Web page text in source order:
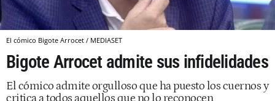
El cómico Bigote Arrocet / MEDIASET
Bigote Arrocet admite sus infidelidades
El cómico admite orgulloso que ha puesto los cuernos y
critica a todos aquellos que no lo reconocen